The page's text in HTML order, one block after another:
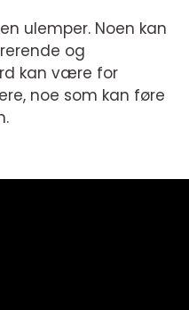
ulemper. Noen kan
og
kan være for
noe som kan føre